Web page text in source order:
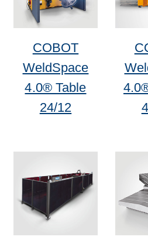
COBOT
WeldSpace
4.0® Table
24/12